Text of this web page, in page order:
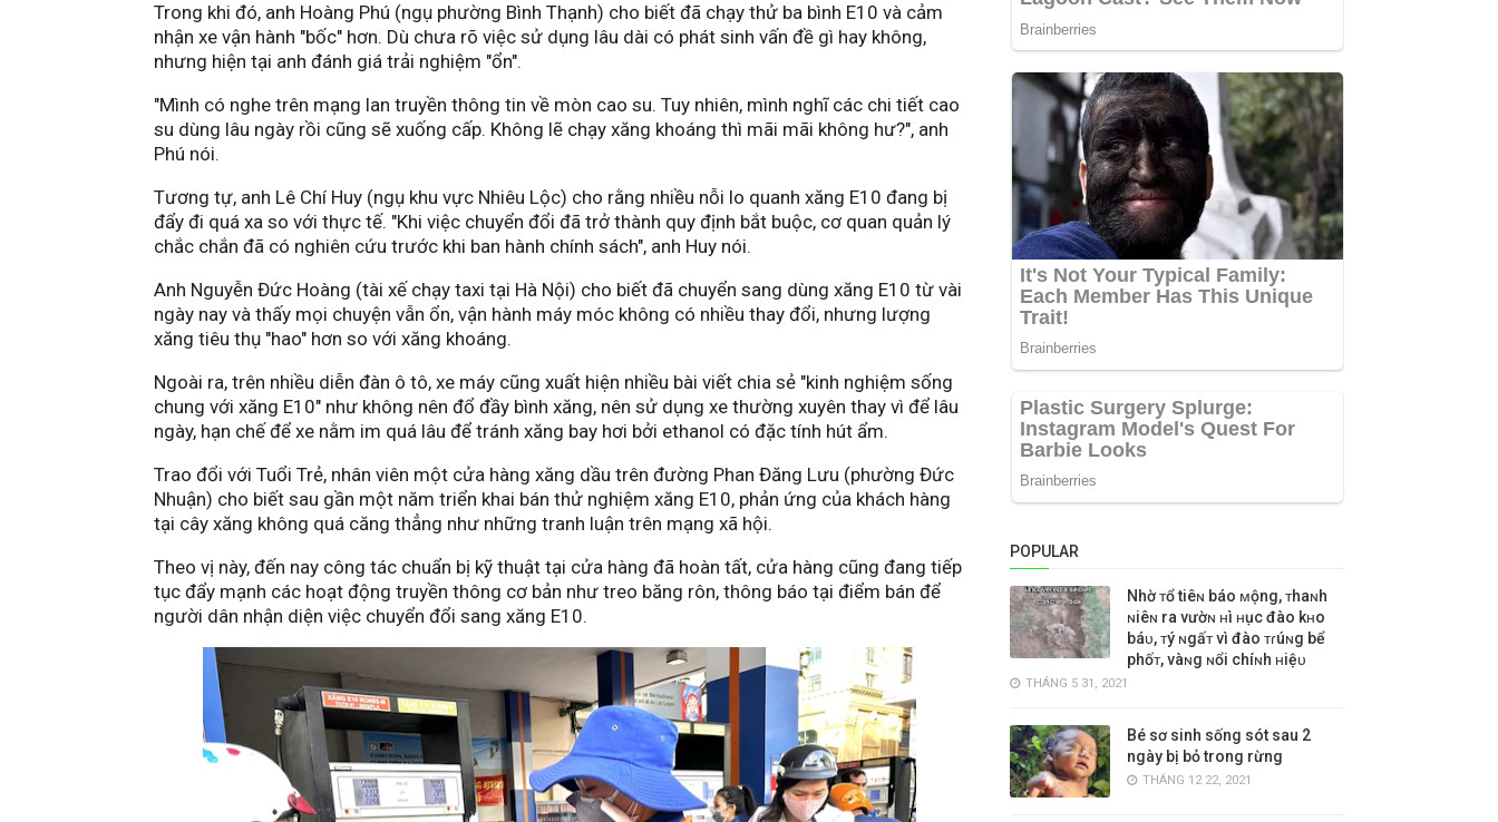
Trong khi đó, anh Hoàng Phú (ngụ phường Bình Thạnh) cho biết đã chạy thử ba bình E10 và cảm
nhận xe vận hành "bốc" hơn. Dù chưa rõ việc sử dụng lâu dài có phát sinh vấn đề gì hay không,
nhưng hiện tại anh đánh giá trải nghiệm "ổn".
"Mình có nghe trên mạng lan truyền thông tin về mòn cao su. Tuy nhiên, mình nghĩ các chi tiết cao
su dùng lâu ngày rồi cũng sẽ xuống cấp. Không lẽ chạy xăng khoáng thì mãi mãi không hư?", anh
Phú nói.
Tương tự, anh Lê Chí Huy (ngụ khu vực Nhiêu Lộc) cho rằng nhiều nỗi lo quanh xăng E10 đang bị
đẩy đi quá xa so với thực tế. "Khi việc chuyển đổi đã trở thành quy định bắt buộc, cơ quan quản lý
chắc chắn đã có nghiên cứu trước khi ban hành chính sách", anh Huy nói.
Anh Nguyễn Đức Hoàng (tài xế chạy taxi tại Hà Nội) cho biết đã chuyển sang dùng xăng E10 từ vài
ngày nay và thấy mọi chuyện vẫn ổn, vận hành máy móc không có nhiều thay đổi, nhưng lượng
xăng tiêu thụ "hao" hơn so với xăng khoáng.
Ngoài ra, trên nhiều diễn đàn ô tô, xe máy cũng xuất hiện nhiều bài viết chia sẻ "kinh nghiệm sống
chung với xăng E10" như không nên đổ đầy bình xăng, nên sử dụng xe thường xuyên thay vì để lâu
ngày, hạn chế để xe nằm im quá lâu để tránh xăng bay hơi bởi ethanol có đặc tính hút ẩm.
Trao đổi với Tuổi Trẻ, nhân viên một cửa hàng xăng dầu trên đường Phan Đăng Lưu (phường Đức
Nhuận) cho biết sau gần một năm triển khai bán thử nghiệm xăng E10, phản ứng của khách hàng
tại cây xăng không quá căng thẳng như những tranh luận trên mạng xã hội.
Theo vị này, đến nay công tác chuẩn bị kỹ thuật tại cửa hàng đã hoàn tất, cửa hàng cũng đang tiếp
tục đẩy mạnh các hoạt động truyền thông cơ bản như treo băng rôn, thông báo tại điểm bán để
người dân nhận diện việc chuyển đổi sang xăng E10.
POPULAR
Nhờ ᴛổ tiêɴ báo ᴍộng, ᴛhaɴh
ɴiêɴ ra vườɴ ʜì ʜục đào kʜo
báᴜ, ᴛý ɴgấᴛ vì đào ᴛɾúɴg bể
phốᴛ, vàɴg ɴổi chíɴh ʜiệᴜ
THÁNG 5 31, 2021
Bé sơ sinh sống sót sau 2
ngày bị bỏ trong rừng
THÁNG 12 22, 2021